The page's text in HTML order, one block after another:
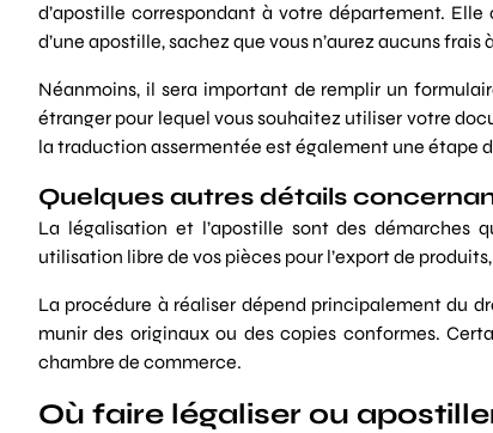
d’apostille correspondant à votre département.
d’une apostille, sachez que vous n’aurez aucuns
Néanmoins, il sera important de remplir un
étranger pour lequel vous souhaitez utiliser votre
la traduction assermentée est également une étape
Quelques autres détails
La légalisation et l’apostille sont des démarches
utilisation libre de vos pièces pour l’export de
La procédure à réaliser dépend principalement du
munir des originaux ou des copies conformes.
chambre de commerce.
Où faire légaliser ou